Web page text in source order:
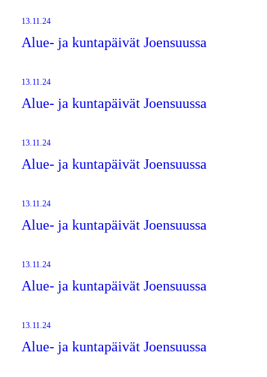
13.11.24
Alue- ja kuntapäivät Joensuussa
13.11.24
Alue- ja kuntapäivät Joensuussa
13.11.24
Alue- ja kuntapäivät Joensuussa
13.11.24
Alue- ja kuntapäivät Joensuussa
13.11.24
Alue- ja kuntapäivät Joensuussa
13.11.24
Alue- ja kuntapäivät Joensuussa